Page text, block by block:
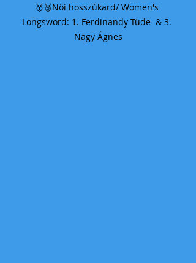
🥇🥉Női hosszúkard/ Women's
Longsword: 1. Ferdinandy Tüde  & 3.
Nagy Ágnes